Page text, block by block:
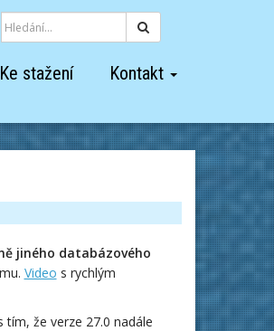
Ke stažení Kontakt
jiného databázového
Video s rychlým
že verze 27.0 nadále